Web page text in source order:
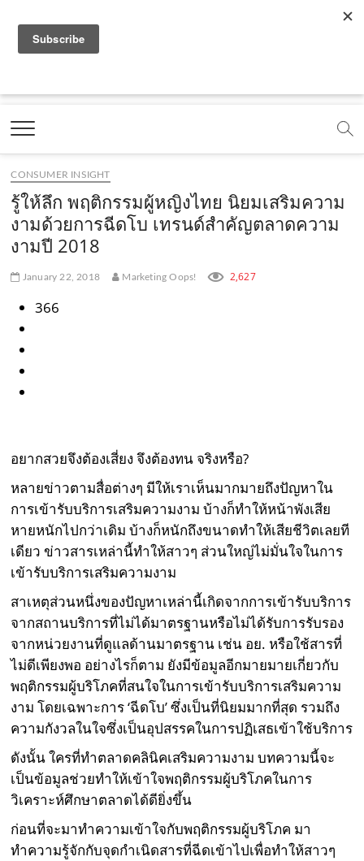
a
e
b
o
o
k
.
c
o
o
t
b
e
.
c
o
m
.
o
e
m
e
t
g
a
.
t
k
c
m
Marketing Oops!
DIGITAL | CREATIVE | ADVERTISING | CAMPAIGN |
CONSUMER INSIGHT
รู้ให้ลึก พฤติกรรมผู้หญิงไทย นิยมเสริมความ
งามด้วยการฉีดโบ เทรนด์สำคัญตลาดความ
งามปี 2018
January 22, 2018 Marketing Oops! 2,627
366
อยากสวยจึงต้องเสี่ยง จึงต้องทน จริงหรือ?
หลายข่าวตามสื่อต่างๆ มีให้เราเห็นมากมายถึงปัญหาใน
การเข้ารับบริการเสริมความงาม บ้างก็ทำให้หน้าพังเสีย
หายหนักไปกว่าเดิม บ้างก็หนักถึงขนาดทำให้เสียชีวิตเลยที
เดียว ข่าวสารเหล่านี้ทำให้สาวๆ ส่วนใหญ่ไม่มั่นใจในการ
เข้ารับบริการเสริมความงาม
สาเหตุส่วนหนึ่งของปัญหาเหล่านี้เกิดจากการเข้ารับบริการ
จากสถานบริการที่ไม่ได้มาตรฐานหรือไม่ได้รับการรับรอง
จากหน่วยงานที่ดูแลด้านมาตรฐาน เช่น อย. หรือใช้สารที่
ไม่ดีเพียงพอ อย่างไรก็ตาม ยังมีข้อมูลอีกมายมายเกี่ยวกับ
พฤติกรรมผู้บริโภคที่สนใจในการเข้ารับบริการเสริมความ
งาม โดยเฉพาะการ ‘ฉีดโบ’ ซึ่งเป็นที่นิยมมากที่สุด รวมถึง
ความกังวลในใจซึ่งเป็นอุปสรรคในการปฏิเสธเข้าใช้บริการ
ดังนั้น ใครที่ทำตลาดคลินิคเสริมความงาม บทความนี้จะ
เป็นข้อมูลช่วยทำให้เข้าใจพฤติกรรมผู้บริโภคในการ
วิเคราะห์ศึกษาตลาดได้ดียิ่งขึ้น
ก่อนที่จะมาทำความเข้าใจกับพฤติกรรมผู้บริโภค มา
ทำความรู้จักกับจุดกำเนิดสารที่ฉีดเข้าไปเพื่อทำให้สาวๆ